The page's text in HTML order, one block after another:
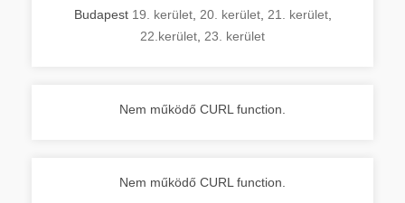
Budapest 19. kerület, 20. kerület, 21. kerület,
22.kerület 23. kerület
Nem működő CURL function.
Nem működő CURL function.